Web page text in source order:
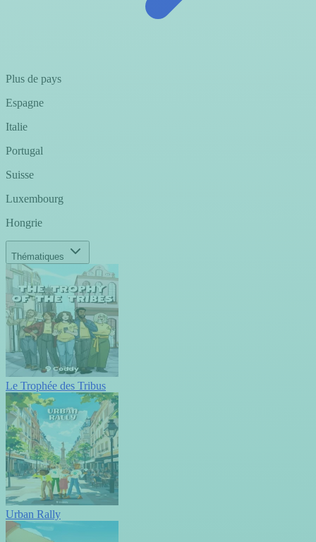
Plus de pays
Espagne
Italie
Portugal
Suisse
Luxembourg
Hongrie
Thématiques
Le Trophée des Tribus
Urban Rally